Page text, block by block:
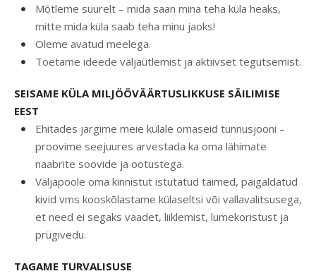
Mõtleme suurelt – mida saan mina teha küla heaks,
mitte mida küla saab teha minu jaoks!
Oleme avatud meelega.
Toetame ideede väljaütlemist ja aktiivset tegutsemist.
SEISAME KÜLA MILJÖÖVÄÄRTUSLIKKUSE SÄILIMISE
EEST
Ehitades järgime meie külale omaseid tunnusjooni –
proovime seejuures arvestada ka oma lähimate
naabrite soovide ja ootustega.
Väljapoole oma kinnistut istutatud taimed, paigaldatud
kivid vms kooskõlastame külaseltsi või vallavalitsusega,
et need ei segaks vaadet, liiklemist, lumekoristust ja
prügivedu.
TAGAME TURVALISUSE